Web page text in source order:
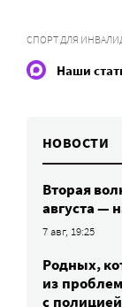
СПОРТ ДЛЯ
Наши
НОВОСТИ
Вторая
августа —
7 авг, 19:25
Родных,
из
с полицией